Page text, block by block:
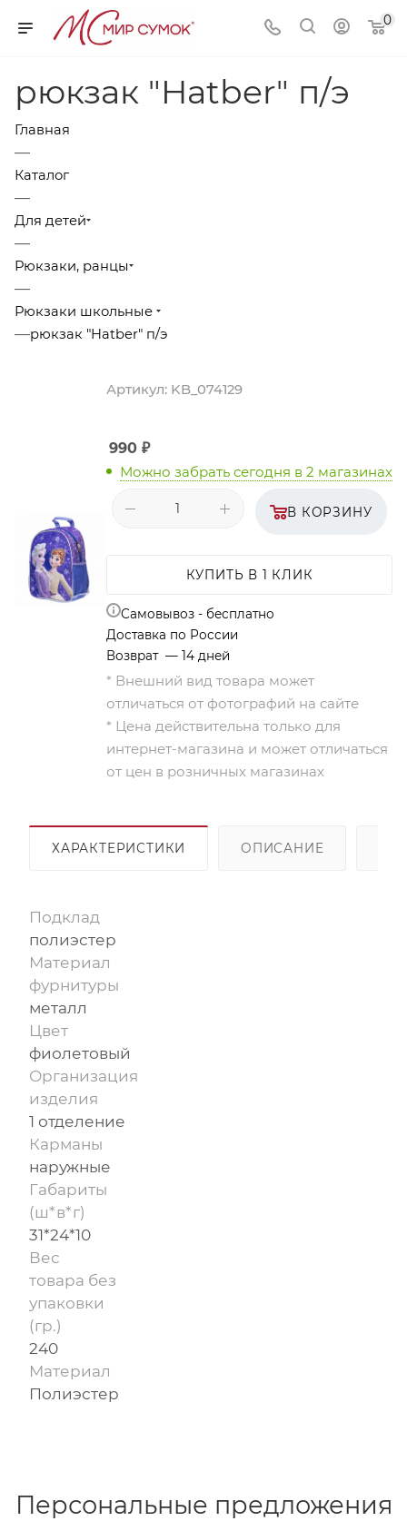
0
рюкзак "Hatber" п/э
Главная
—
Каталог
—
Для детей
—
Рюкзаки, ранцы
—
Рюкзаки школьные
—рюкзак "Hatber" п/э
Артикул: KB_074129
990 ₽
Можно забрать сегодня в 2 магазинах
В КОРЗИНУ
КУПИТЬ В 1 КЛИК
Самовывоз - бесплатно
Доставка по России
Возврат — 14 дней
* Внешний вид товара может
отличаться от фотографий на сайте
* Цена действительна только для
интернет-магазина и может отличаться
от цен в розничных магазинах
ХАРАКТЕРИСТИКИ ОПИСАНИЕ
Подклад
полиэстер
Материал
фурнитуры
металл
Цвет
фиолетовый
Организация
изделия
1 отделение
Карманы
наружные
Габариты
(ш*в*г)
31*24*10
Вес
товара без
упаковки
(гр.)
240
Материал
Полиэстер
Персональные предложения